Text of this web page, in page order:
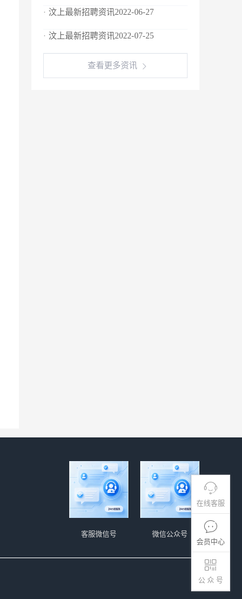
在线客服
会员中心
公 众 号
· 汶上最新招聘资讯2022-06-27
· 汶上最新招聘资讯2022-07-25
查看更多资讯
微信公众号
客服微信号